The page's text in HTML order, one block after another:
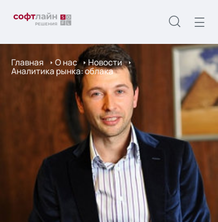
Главная О нас Новости
Аналитика рынка: облака